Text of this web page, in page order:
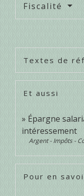
Fiscalité
Textes de
Et aussi
Épargne
intéressement
Argent - Impôts -
Pour en